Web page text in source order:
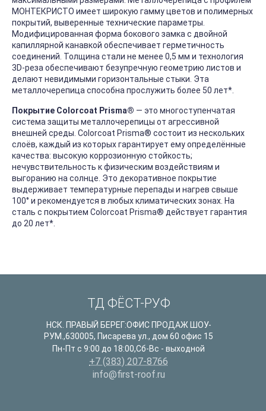
МОНТЕКРИСТО имеет широкую гамму цветов и полимерных
покрытий, выверенные технические параметры.
Модифицированная форма бокового замка с двойной
капиллярной канавкой обеспечивает герметичность
соединений. Толщина стали не менее 0,5 мм и технология
3D-реза обеспечивают безупречную геометрию листов и
делают невидимыми горизонтальные стыки. Эта
металлочерепица способна прослужить более 50 лет*.
Покрытие Colorcoat Prisma® ― это многоступенчатая
система защиты металлочерепицы от агрессивной
внешней среды. Colorcoat Prisma® состоит из нескольких
слоёв, каждый из которых гарантирует ему определённые
качества: высокую коррозионную стойкость;
нечувствительность к физическим воздействиям и
выгоранию на солнце. Это декоративное покрытие
выдерживает температурные перепады и нагрев свыше
100° и рекомендуется в любых климатических зонах. На
сталь с покрытием Colorcoat Prisma® действует гарантия
до 20 лет*.
ТД ФЁСТ-РУФ
НСК. ПРАВЫЙ БЕРЕГ:ОФИС ПРОДАЖ ШОУ-
РУМ.,630005, Писарева ул., дом 60 офис 15
Пн-Пт с 9:00 до 18:00,Сб-Вс - выходной
+7 (383) 207-8766
info@first-roof.ru